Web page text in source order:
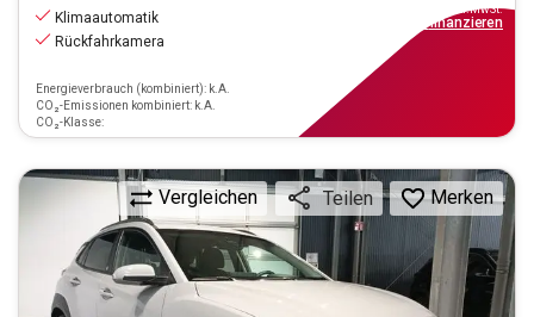
Klimaautomatik
Rückfahrkamera
Energieverbrauch (kombiniert): k.A.
CO₂-Emissionen kombiniert: k.A.
CO₂-Klasse:
inkl.MwSt.
finanzieren
Vergleichen Teilen Merken